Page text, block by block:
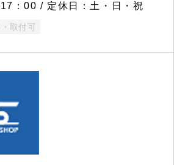
：00 / 定休日：土・日・祝
取付可